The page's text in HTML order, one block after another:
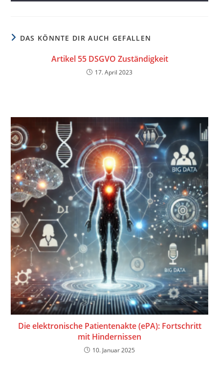
DAS KÖNNTE DIR AUCH GEFALLEN
Artikel 55 DSGVO Zuständigkeit
17. April 2023
Die elektronische Patientenakte (ePA): Fortschritt
mit Hindernissen
10. Januar 2025